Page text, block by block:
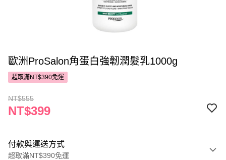
歐洲ProSalon角蛋白強韌潤髮乳1000g
超取滿NT$390免運
NT$555
NT$399
付款與運送方式
超取滿NT$390免運